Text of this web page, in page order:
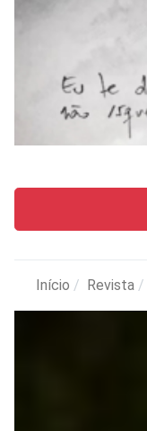
Início Revista